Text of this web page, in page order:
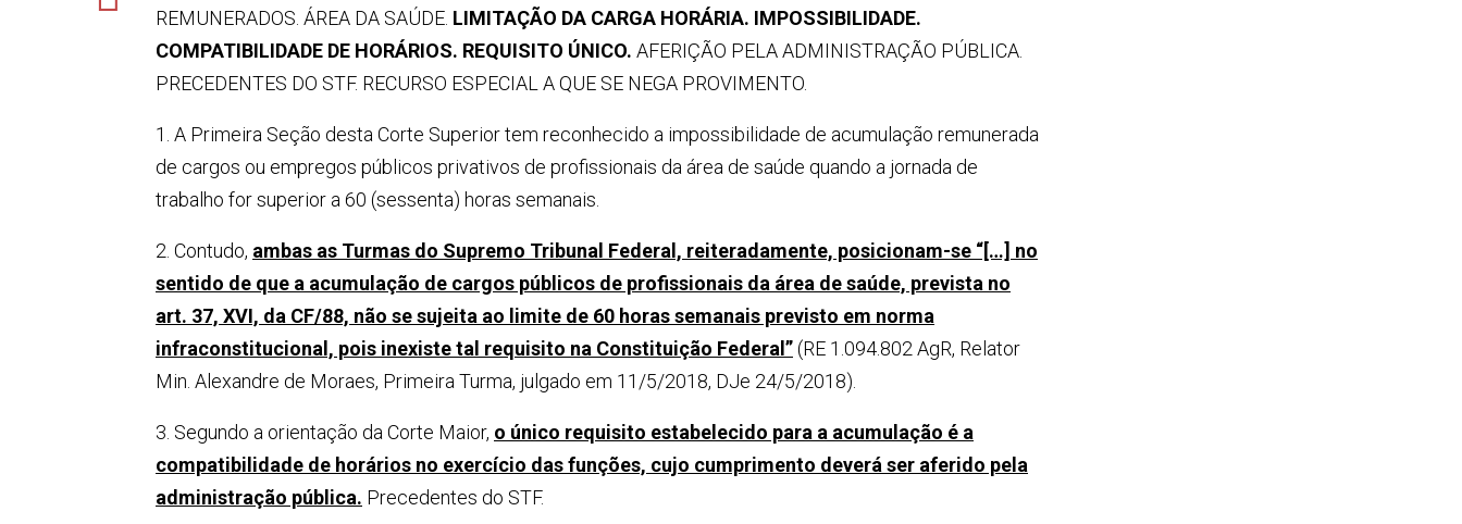
REMUNERADOS. ÁREA DA SAÚDE. LIMITAÇÃO DA CARGA HORÁRIA. IMPOSSIBILIDADE.
COMPATIBILIDADE DE HORÁRIOS. REQUISITO ÚNICO. AFERIÇÃO PELA ADMINISTRAÇÃO PÚBLICA.
PRECEDENTES DO STF. RECURSO ESPECIAL A QUE SE NEGA PROVIMENTO.
1. A Primeira Seção desta Corte Superior tem reconhecido a impossibilidade de acumulação remunerada
de cargos ou empregos públicos privativos de profissionais da área de saúde quando a jornada de
trabalho for superior a 60 (sessenta) horas semanais.
2. Contudo, ambas as Turmas do Supremo Tribunal Federal, reiteradamente, posicionam-se “[…] no
sentido de que a acumulação de cargos públicos de profissionais da área de saúde, prevista no
art. 37, XVI, da CF/88, não se sujeita ao limite de 60 horas semanais previsto em norma
infraconstitucional, pois inexiste tal requisito na Constituição Federal”(RE 1.094.802 AgR, Relator
Min. Alexandre de Moraes, Primeira Turma, julgado em 11/5/2018, DJe 24/5/2018).
3. Segundo a orientação da Corte Maior, o único requisito estabelecido para a acumulação é a
compatibilidade de horários no exercício das funções, cujo cumprimento deverá ser aferido pela
administração pública. Precedentes do STF.